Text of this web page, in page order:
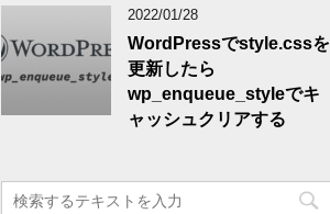
2022/01/28
WordPressでstyle.cssを
更新したら
wp_enqueue_styleでキ
ャッシュクリアする